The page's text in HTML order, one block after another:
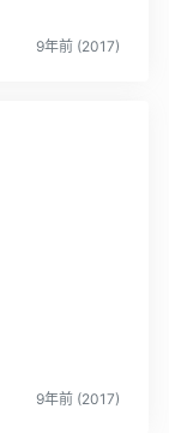
9年前 (2017)
9年前 (2017)